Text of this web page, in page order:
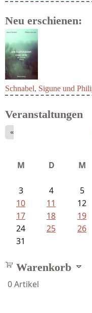
Neu erschienen:
Schnabel, Sigune und
Veranstaltungen
«
M D M
3
4 5
10
11 12
17
18 19
24
25 26
31
Warenkorb
0Artikel